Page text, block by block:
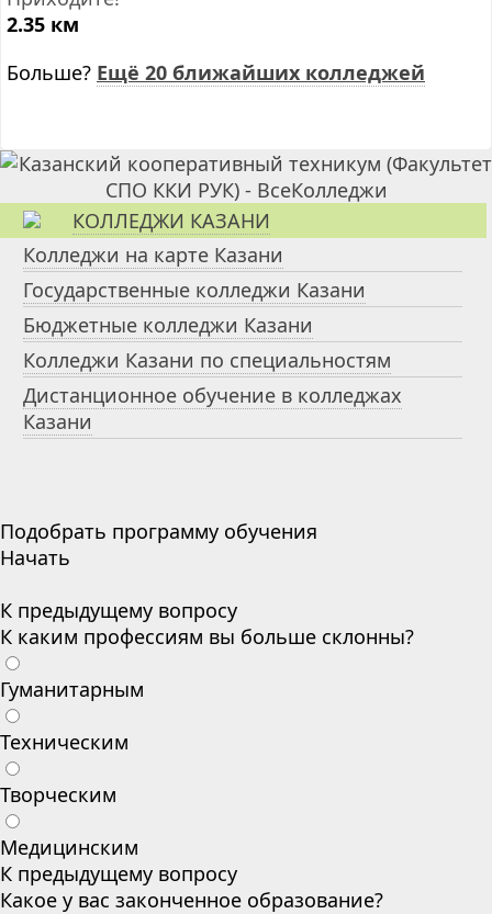
2.35 км
Больше? Ещё 20 ближайших колледжей
КОЛЛЕДЖИ КАЗАНИ
Колледжи на карте Казани
Государственные колледжи Казани
Бюджетные колледжи Казани
Колледжи Казани по специальностям
Дистанционное обучение в колледжах
Казани
Подобрать программу обучения
Начать
К предыдущему вопросу
К каким профессиям вы больше склонны?
Гуманитарным
Техническим
Творческим
Медицинским
К предыдущему вопросу
Какое у вас законченное образование?